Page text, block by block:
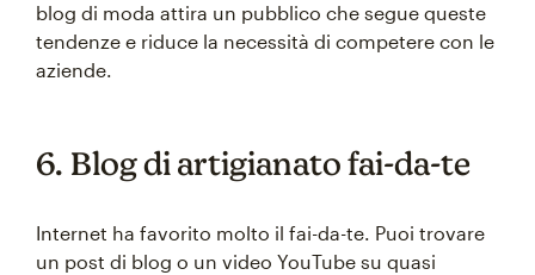
blog di moda attira un pubblico che segue queste
tendenze e riduce la necessità di competere con le
aziende.
6. Blog di artigianato fai-da-te
Internet ha favorito molto il fai-da-te. Puoi trovare
un post di blog o un video YouTube su quasi